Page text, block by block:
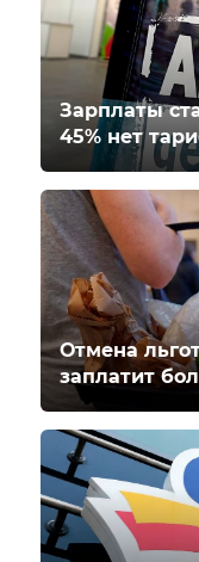
Зарплаты
45% нет
Отмена
заплатит